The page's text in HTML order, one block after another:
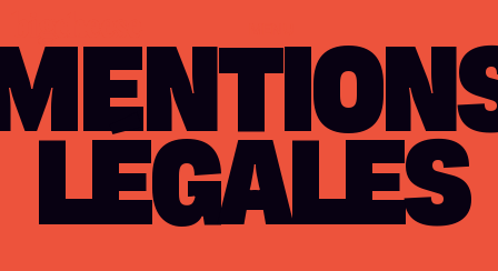
LÉGALES